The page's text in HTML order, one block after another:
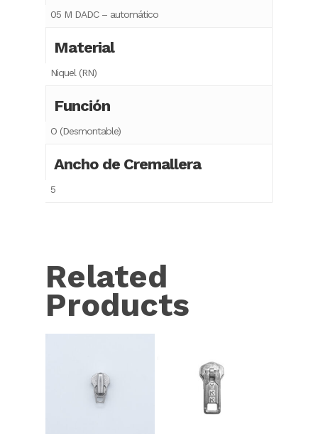
05 M DADC – automático
Material
Niquel (RN)
Función
O (Desmontable)
Ancho de Cremallera
5
Related
Products